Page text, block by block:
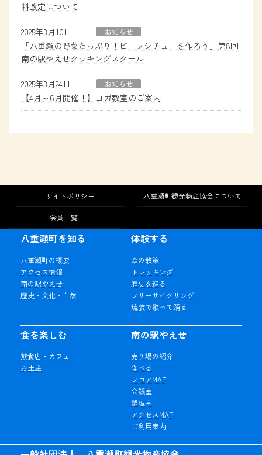
料改定について
2025年3月10日 お知らせ
「八重瀬の野菜たっぷり！ビーフシチューを作ろう」第8回
南の駅やえせクッキングスクール
2025年3月24日 お知らせ
【4月～6月開催！】ヨガ教室のご案内
サイトポリシー 八重瀬町観光物産協会について
会員一覧
八重瀬町を知る
八重瀬町の概要
アクセス情報
南の駅やえせ
歴史・文化・自然
体験する
森の散策
トレッキング
歴史を巡る
フリーサイクリング
琉装で歌って踊る
食を楽しむ
飲食店・カフェ
お土産
南の駅やえせ
売り場の紹介
食べる
フロアMAP
会議室
調理室
アクセスMAP
ご利用案内